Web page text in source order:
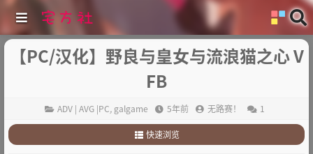
【PC/汉化】野良与皇女与流浪猫之心 V
FB
ADV | AVG |PC, galgame 5年前 无路赛！ 1
快速浏览